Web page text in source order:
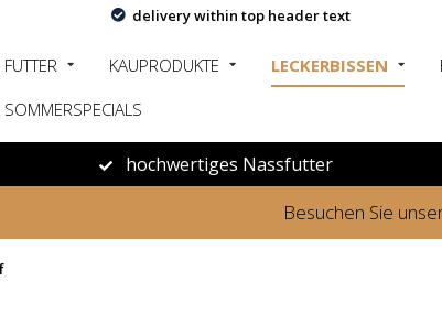
delivery within top header text
FUTTER KAUPRODUKTE LECKERBISSEN
SOMMERSPECIALS
hochwertiges Nassfutter
Besuchen Sie